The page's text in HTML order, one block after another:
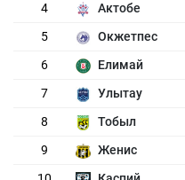
4
Актобе
5
Окжетпес
6
Елимай
7
Улытау
8
Тобыл
9
Женис